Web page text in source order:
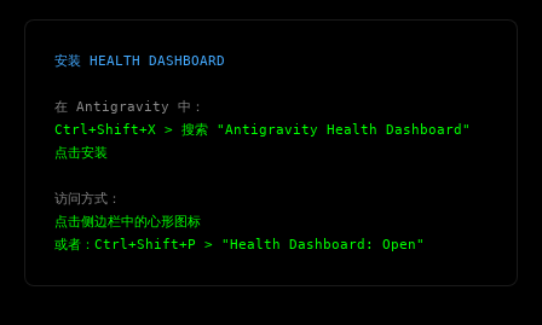
安装 HEALTH DASHBOARD
在 Antigravity 中：
Ctrl+Shift+X > 搜索 "Antigravity Health Dashboard"
点击安装
访问方式：
点击侧边栏中的心形图标
或者：Ctrl+Shift+P > "Health Dashboard: Open"